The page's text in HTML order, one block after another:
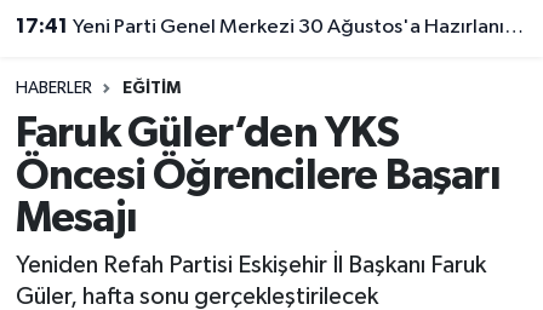
17:41 Yeni Parti Genel Merkezi 30 Ağustos'a Hazırlanıyor!
HABERLER EĞITIM
Faruk Güler’den YKS
Öncesi Öğrencilere Başarı
Mesajı
Yeniden Refah Partisi Eskişehir İl Başkanı Faruk
Güler, hafta sonu gerçekleştirilecek
Biyografi
Çevre
Diğer
Dünya
Ankara Trafik Yoğunluk Haritası
Süper Lig Puan Durumu ve Fikstür
Tüm Manşetler
Son Dakika Haberleri